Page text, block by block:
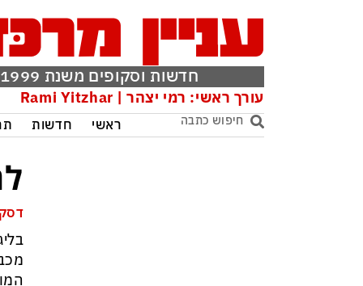
חדשות וסקופים משנת 1999
עורך ראשי: רמי יצהר | Rami Yitzhar
ראשי חדשות